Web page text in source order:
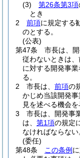
(3)
第26条第3項
とき
2
前項に規定する
のとする。
(公表)
第47条
市長は、
従わないときは
に対する開発事
る。
2
市長は、 前項の
かじめ当該開発
見を述べる機会
3
市長は、開発事
は、 第1項の規定
なければならない
(委任)
第48条
この条例